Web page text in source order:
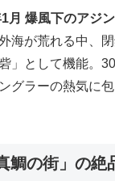
月 爆風下のアジ
海が荒れる中、
」として機能。
グラーの熱気に
鯛の街」の絶